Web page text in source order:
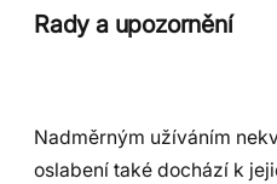
Rady a upozornění
Nadměrným užíváním
oslabení také dochází k